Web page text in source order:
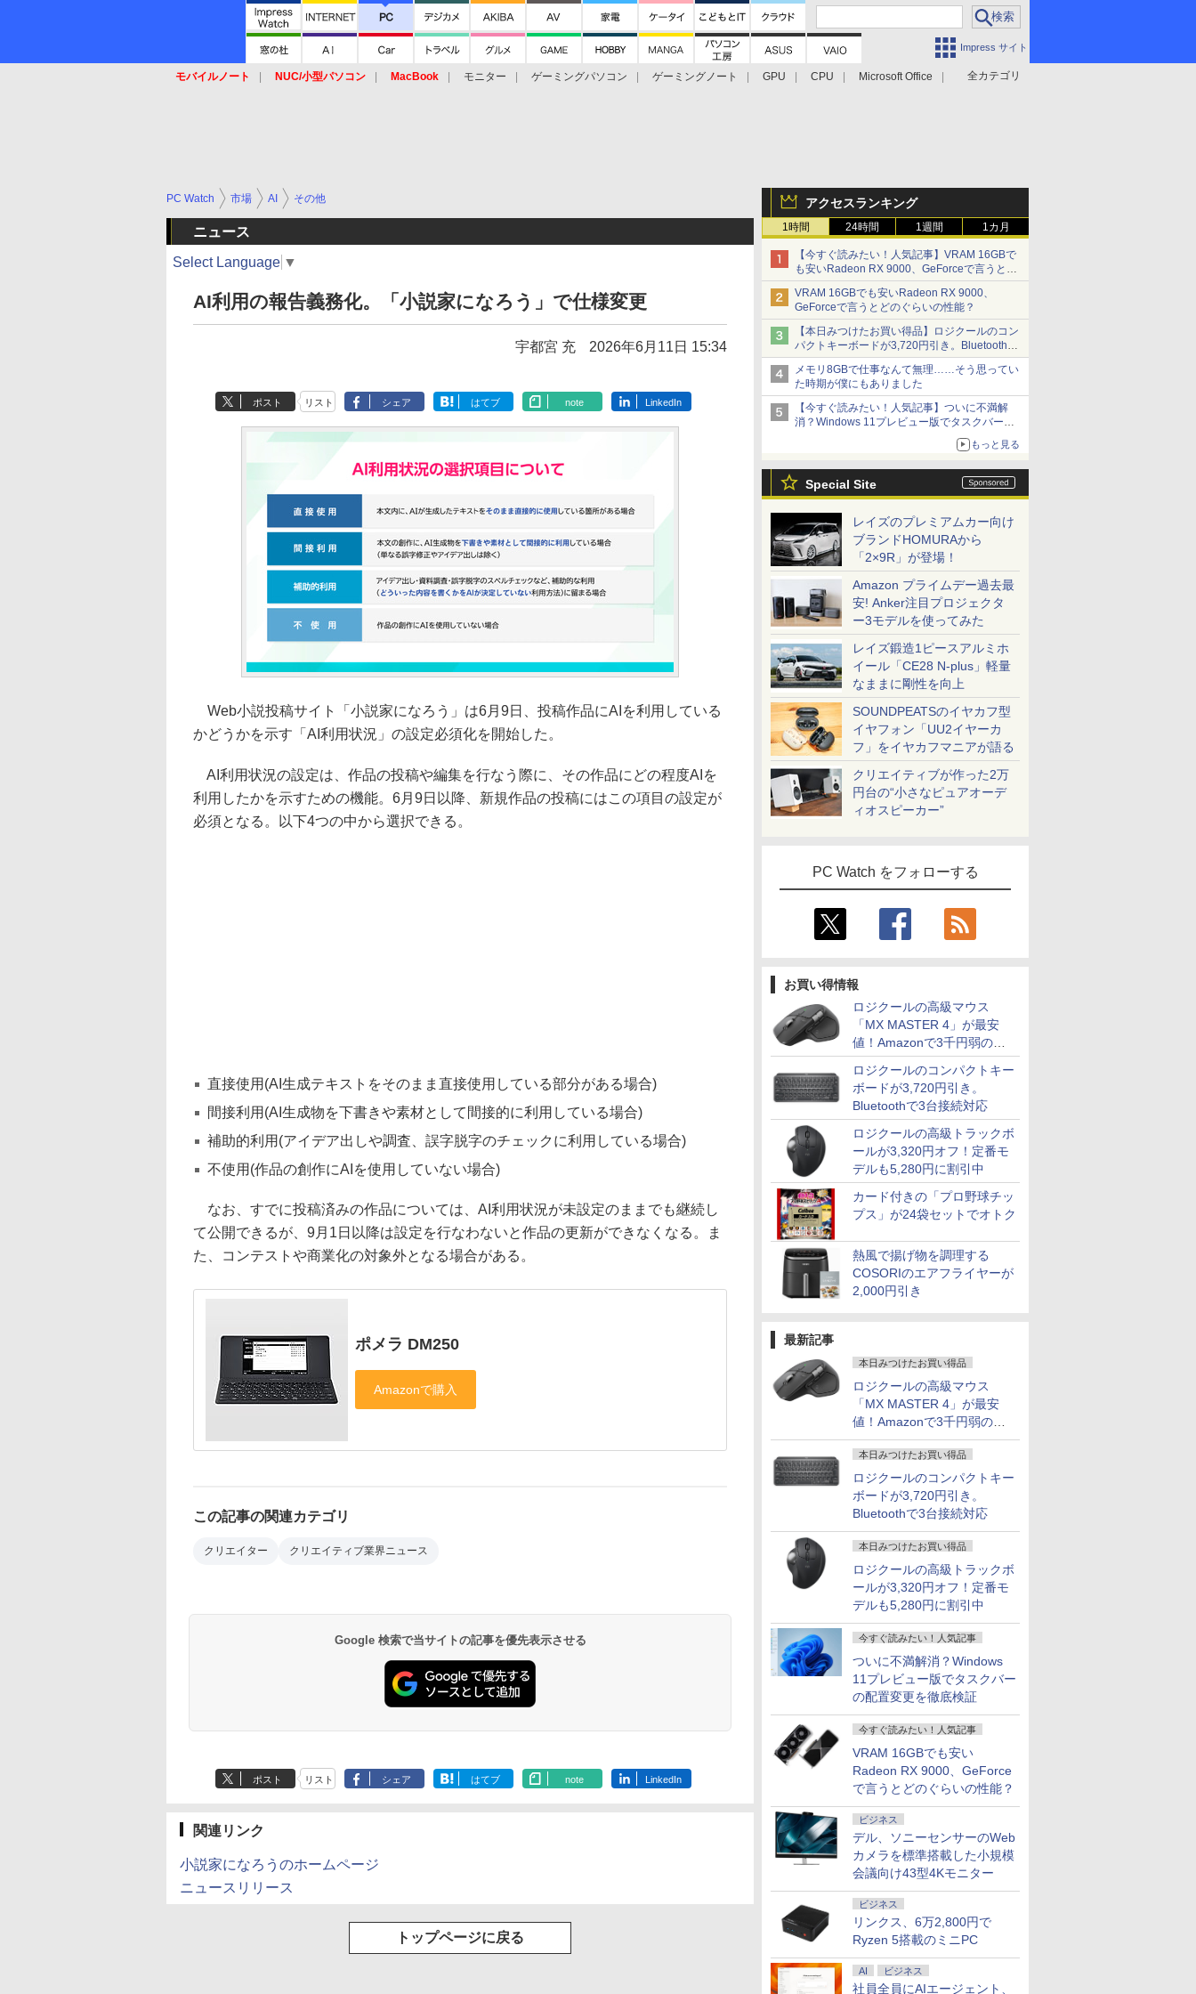
Impress サイト
全カテゴリ
モバイルノート NUC/小型パソコン MacBook モニター ゲーミングパソコン ゲーミングノート GPU CPU
Microsoft Office
アクセスランキング
1時間 24時間 1週間 1カ月
【今すぐ読みたい！人気記事】VRAM 16GBで
も安いRadeon RX 9000、GeForceで言うとど
のぐらいの性能？ - PC Watch
VRAM 16GBでも安いRadeon RX 9000、
GeForceで言うとどのぐらいの性能？
【本日みつけたお買い得品】ロジクールのコン
パクトキーボードが3,720円引き。Bluetoothで3
台接続対応
メモリ8GBで仕事なんて無理……そう思ってい
た時期が僕にもありました
【今すぐ読みたい！人気記事】ついに不満解
消？Windows 11プレビュー版でタスクバーの
もっと見る
Special Site
レイズのプレミアムカー向け
ブランドHOMURAから
「2×9R」が登場！
Amazon プライムデー過去最
安! Anker注目プロジェクタ
ー3モデルを使ってみた
レイズ鍛造1ピースアルミホ
イール「CE28 N-plus」軽量
なままに剛性を向上
SOUNDPEATSのイヤカフ型
イヤフォン「UU2イヤーカ
フ」をイヤカフマニアが語る
クリエイティブが作った2万
円台の“小さなピュアオーデ
ィオスピーカー”
PC Watch をフォローする
お買い得情報
ロジクールの高級マウス
「MX MASTER 4」が最安
値！Amazonで3千円弱の割
引
ロジクールのコンパクトキー
ボードが3,720円引き。
Bluetoothで3台接続対応
ロジクールの高級トラックボ
ールが3,320円オフ！定番モ
デルも5,280円に割引中
カード付きの「プロ野球チッ
プス」が24袋セットでオトク
熱風で揚げ物を調理する
COSORIのエアフライヤーが
2,000円引き
最新記事
本日みつけたお買い得品
ロジクールの高級マウス
「MX MASTER 4」が最安
値！Amazonで3千円弱の割
引
本日みつけたお買い得品
ロジクールのコンパクトキー
ボードが3,720円引き。
Bluetoothで3台接続対応
本日みつけたお買い得品
ロジクールの高級トラックボ
ールが3,320円オフ！定番モ
デルも5,280円に割引中
今すぐ読みたい！人気記事
ついに不満解消？Windows
11プレビュー版でタスクバー
の配置変更を徹底検証
今すぐ読みたい！人気記事
VRAM 16GBでも安い
Radeon RX 9000、GeForce
で言うとどのぐらいの性能？
ビジネス
デル、ソニーセンサーのWeb
カメラを標準搭載した小規模
会議向け43型4Kモニター
ビジネス
リンクス、6万2,800円で
Ryzen 5搭載のミニPC
AI ビジネス
社員全員にAIエージェント、
PC Watch 市場 AI その他
ニュース
Select Language ▼
AI利用の報告義務化。「小説家になろう」で仕様変更
宇都宮 充 2026年6月11日 15:34
ポスト リスト シェア はてブ note LinkedIn
Web小説投稿サイト「小説家になろう」は6月9日、投稿作品にAIを利用している
かどうかを示す「AI利用状況」の設定必須化を開始した。
AI利用状況の設定は、作品の投稿や編集を行なう際に、その作品にどの程度AIを
利用したかを示すための機能。6月9日以降、新規作品の投稿にはこの項目の設定が
必須となる。以下4つの中から選択できる。
直接使用(AI生成テキストをそのまま直接使用している部分がある場合)
間接利用(AI生成物を下書きや素材として間接的に利用している場合)
補助的利用(アイデア出しや調査、誤字脱字のチェックに利用している場合)
不使用(作品の創作にAIを使用していない場合)
なお、すでに投稿済みの作品については、AI利用状況が未設定のままでも継続し
て公開できるが、9月1日以降は設定を行なわないと作品の更新ができなくなる。ま
た、コンテストや商業化の対象外となる場合がある。
ポメラ DM250
この記事の関連カテゴリ
クリエイター クリエイティブ業界ニュース
Google 検索で当サイトの記事を優先表示させる
ポスト リスト シェア はてブ note LinkedIn
関連リンク
小説家になろうのホームページ
ニュースリリース
トップページに戻る